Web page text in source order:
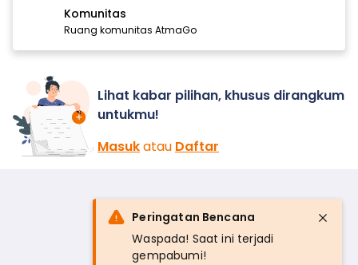
Komunitas
Ruang komunitas AtmaGo
Lihat kabar pilihan, khusus dirangkum
untukmu!
Masukatau Daftar
Peringatan Bencana
Waspada! Saat ini terjadi
gempabumi!